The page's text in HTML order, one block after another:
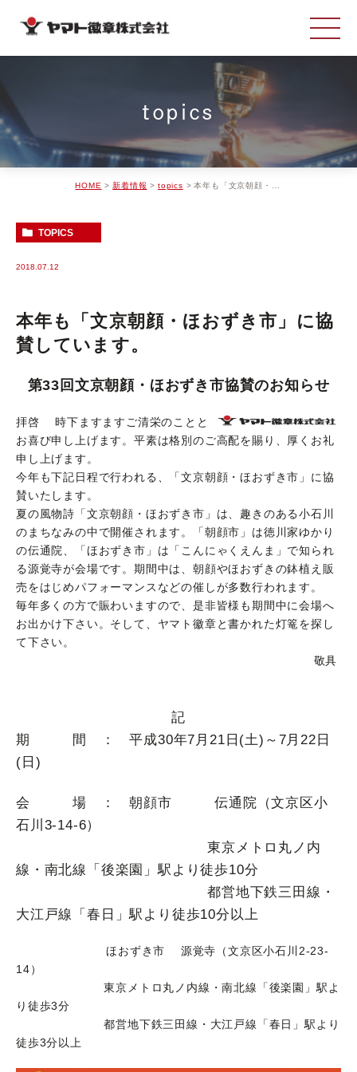
topics
HOME 新着情報 topics 本年も「文京朝顔・ほおずき市」に協賛しています。
TOPICS
2018.07.12
本年も「文京朝顔・ほおずき市」に協
賛しています。
第33回文京朝顔・ほおずき市協賛のお知らせ
拝啓 時下ますますご清栄のことと
お喜び申し上げます。平素は格別のご高配を賜り、厚くお礼
申し上げます。
今年も下記日程で行われる、「文京朝顔・ほおずき市」に協
賛いたします。
夏の風物詩「文京朝顔・ほおずき市」は、趣きのある小石川
のまちなみの中で開催されます。「朝顔市」は徳川家ゆかり
の伝通院、「ほおずき市」は「こんにゃくえんま」で知られ
る源覚寺が会場です。期間中は、朝顔やほおずきの鉢植え販
売をはじめパフォーマンスなどの催しが多数行われます。
毎年多くの方で賑わいますので、是非皆様も期間中に会場へ
お出かけ下さい。そして、ヤマト徽章と書かれた灯篭を探し
て下さい。
敬具
記
期 間 ： 平成30年7月21日(土)～7月22日
(日)
会 場 ： 朝顔市 伝通院（文京区小
石川3-14-6）
東京メトロ丸ノ内
線・南北線「後楽園」駅より徒歩10分
都営地下鉄三田線・
大江戸線「春日」駅より徒歩10分以上
ほおずき市 源覚寺（文京区小石川2-23-
14）
東京メトロ丸ノ内線・南北線「後楽園」駅よ
り徒歩3分
都営地下鉄三田線・大江戸線「春日」駅より
徒歩3分以上